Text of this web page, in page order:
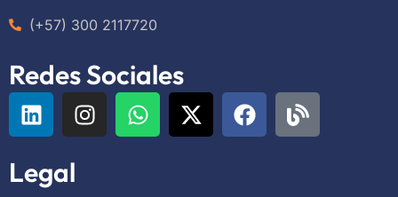
(+57) 300 2117720
Redes Sociales
Legal